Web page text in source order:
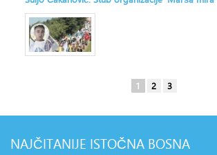
1 2 3
NAJČITANIJE ISTOČNA BOSNA